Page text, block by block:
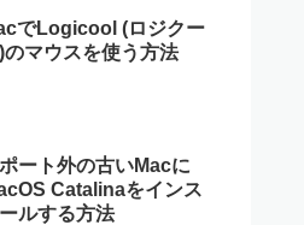
でLogicool (ロジクー
のマウスを使う方法
ート外の古いMacに
Catalinaをインス
ールする方法